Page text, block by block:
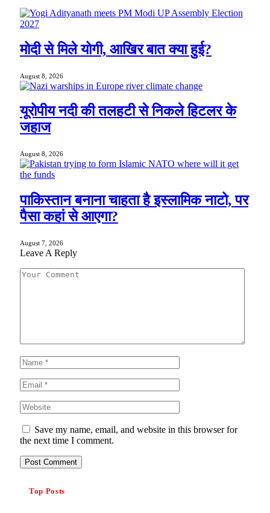
मोदी से मिले योगी, आखिर बात क्या हुई?
August 8, 2026
यूरोपीय नदी की तलहटी से निकले हिटलर के
जहाज
August 8, 2026
पाकिस्तान बनाना चाहता है इस्लामिक नाटो, पर
पैसा कहां से आएगा?
August 7, 2026
Leave A Reply
Save my name, email, and website in this browser for
the next time I comment.
Top Posts